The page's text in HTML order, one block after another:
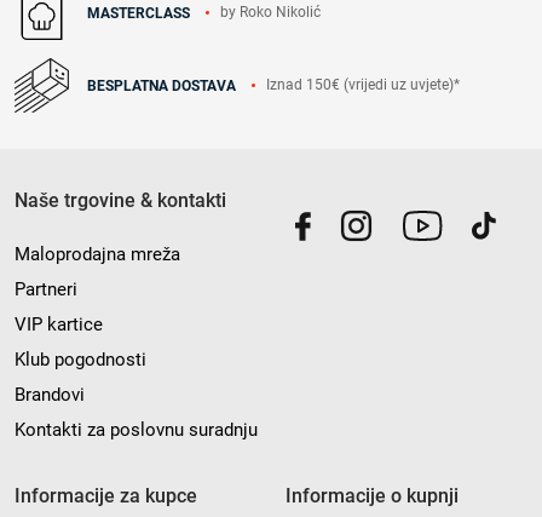
MASTERCLASS by Roko Nikolić
BESPLATNA DOSTAVA Iznad 150€ (vrijedi uz uvjete)*
Naše trgovine & kontakti
Maloprodajna mreža
Partneri
VIP kartice
Klub pogodnosti
Brandovi
Kontakti za poslovnu suradnju
Informacije za kupce Informacije o kupnji